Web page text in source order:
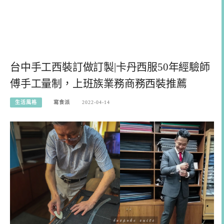
台中手工西裝訂做訂製|卡丹西服50年經驗師
傅手工量制，上班族業務商務西裝推薦
生活風格 寫食派 2022-04-14